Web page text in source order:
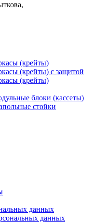
(крейты)
(крейты) с защитой
(крейты)
блоки (кассеты)
стойки
данных
данных